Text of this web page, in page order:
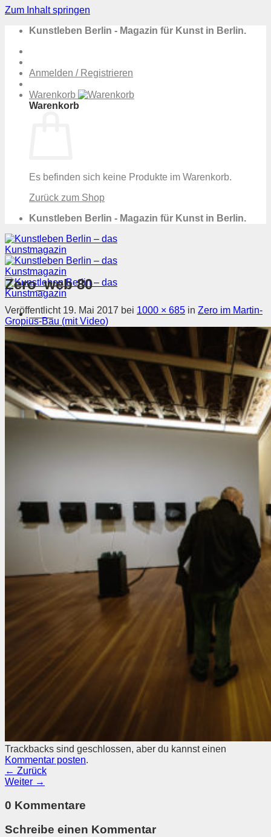
Zum Inhalt springen
Kunstleben Berlin - Magazin für Kunst in Berlin.
Anmelden / Registrieren
Warenkorb
Warenkorb
Es befinden sich keine Produkte im Warenkorb.
Zurück zum Shop
Kunstleben Berlin - Magazin für Kunst in Berlin.
Menü
Magazin
Ausstellungen
Szene & Kontext
Künstler entdecken
Videos
Kunstkalender
Orte
Suchen nach:
Zero_web 80
Veröffentlicht 19. Mai 2017 bei 1000 × 685 in Zero im Martin-
Gropius-Bau (mit Video)
Trackbacks sind geschlossen, aber du kannst einen
Kommentar posten.
← Zurück
Weiter →
0 Kommentare
Schreibe einen Kommentar